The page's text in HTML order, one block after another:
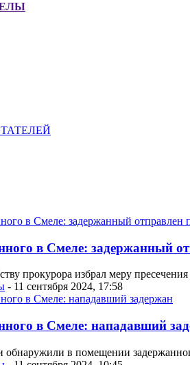
в Смеле: задержанный
прокурора избрал меру
- 11 сентября 2024, 17:58
в Смеле: нападавший
обнаружили в помещении